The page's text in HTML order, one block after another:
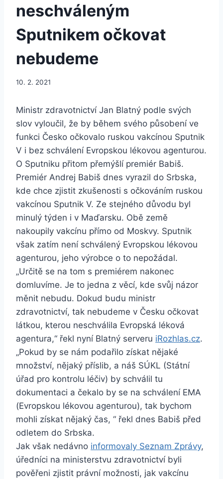
neschváleným
Sputnikem očkovat
nebudeme
10. 2. 2021
Ministr zdravotnictví Jan Blatný podle svých
slov vyloučil, že by během svého působení ve
funkci Česko očkovalo ruskou vakcínou Sputnik
V i bez schválení Evropskou lékovou agenturou.
O Sputniku přitom přemýšlí premiér Babiš.
Premiér Andrej Babiš dnes vyrazil do Srbska,
kde chce zjistit zkušenosti s očkováním ruskou
vakcínou Sputnik V. Ze stejného důvodu byl
minulý týden i v Maďarsku. Obě země
nakoupily vakcínu přímo od Moskvy. Sputnik
však zatím není schválený Evropskou lékovou
agenturou, jeho výrobce o to nepožádal.
„Určitě se na tom s premiérem nakonec
domluvíme. Je to jedna z věcí, kde svůj názor
měnit nebudu. Dokud budu ministr
zdravotnictví, tak nebudeme v Česku očkovat
látkou, kterou neschválila Evropská léková
agentura,“ řekl nyní Blatný serveru iRozhlas.cz.
„Pokud by se nám podařilo získat nějaké
množství, nějaký příslib, a náš SÚKL (Státní
úřad pro kontrolu léčiv) by schválil tu
dokumentaci a čekalo by se na schválení EMA
(Evropskou lékovou agenturou), tak bychom
mohli získat nějaký čas, “ řekl dnes Babiš před
odletem do Srbska.
Jak však nedávno informovaly Seznam Zprávy,
úředníci na ministerstvu zdravotnictví byli
pověřeni zjistit právní možnosti, jak vakcínu